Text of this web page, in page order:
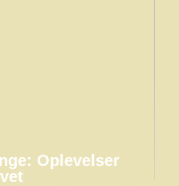
Oplevelser